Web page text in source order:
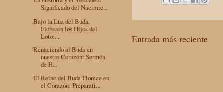
Entrada más reciente
Significado del Nacimie...
Bajo la Luz del Buda,
Florecen los Hijos del
Loto:...
Renaciendo al Buda en
nuestro Corazón: Sermón
de H...
El Reino del Buda Florece en
el Corazón: Preparati...